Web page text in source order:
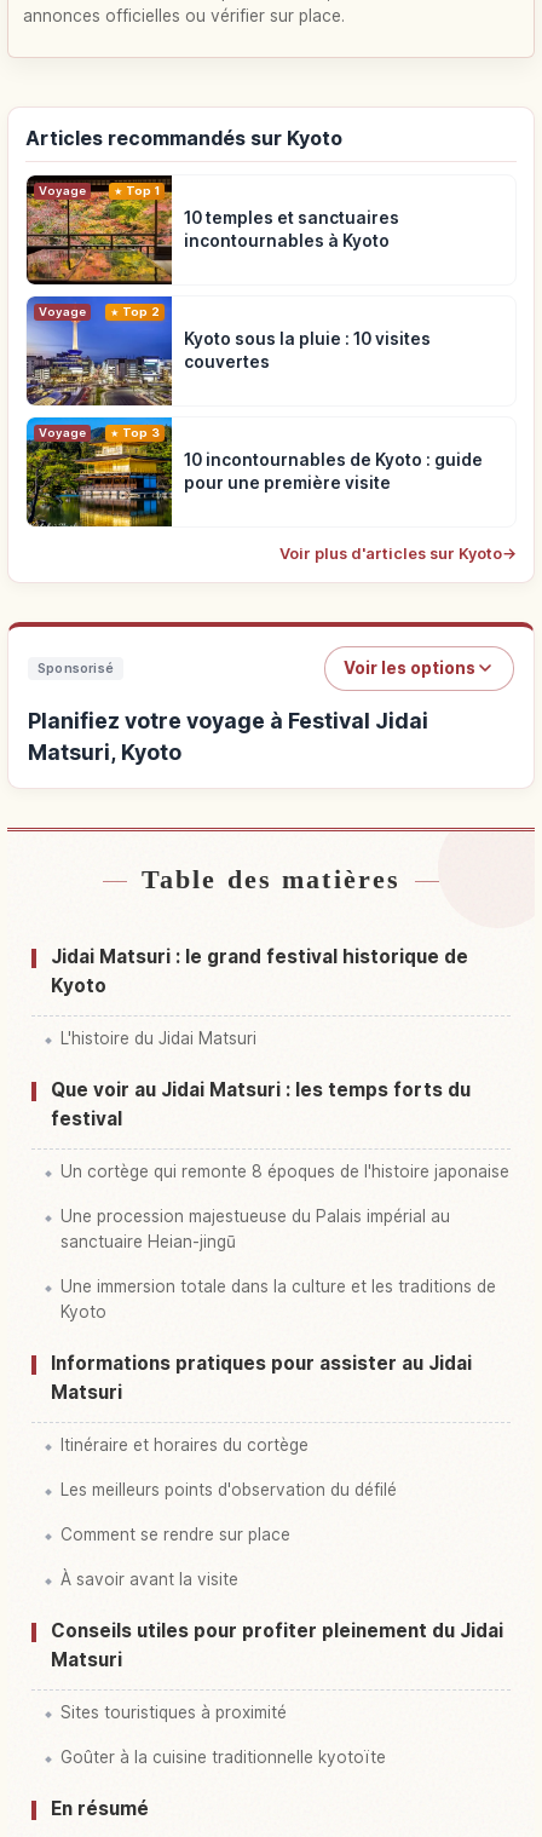
annonces officielles ou vérifier sur place.
Articles recommandés sur Kyoto
Voyage Top 1
10 temples et sanctuaires
incontournables à Kyoto
Voyage Top 2
Kyoto sous la pluie : 10 visites
couvertes
Voyage Top 3
10 incontournables de Kyoto : guide
pour une première visite
Voir plus d'articles sur Kyoto→
Sponsorisé Voir les options
Planifiez votre voyage à Festival Jidai
Matsuri, Kyoto
Hébergements près de Festival Jidai Matsuri,
Activités à Festival Jidai Matsuri, Kyoto
Table des matières
Jidai Matsuri : le grand festival historique de
Kyoto
L'histoire du Jidai Matsuri
Que voir au Jidai Matsuri : les temps forts du
festival
Un cortège qui remonte 8 époques de l'histoire japonaise
Une procession majestueuse du Palais impérial au
sanctuaire Heian-jingū
Une immersion totale dans la culture et les traditions de
Kyoto
Informations pratiques pour assister au Jidai
Matsuri
Itinéraire et horaires du cortège
Les meilleurs points d'observation du défilé
Comment se rendre sur place
À savoir avant la visite
Conseils utiles pour profiter pleinement du Jidai
Matsuri
Sites touristiques à proximité
Goûter à la cuisine traditionnelle kyotoïte
En résumé